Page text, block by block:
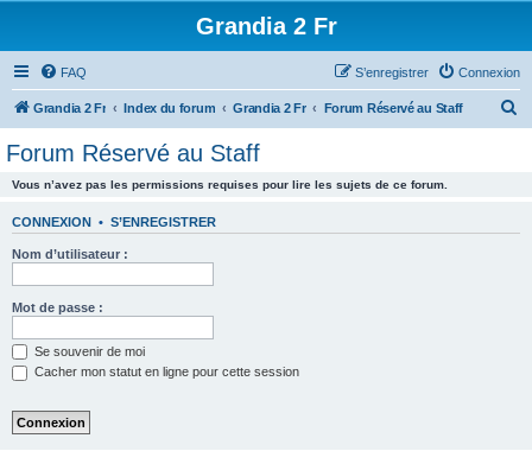
Grandia 2 Fr
FAQ Connexion
S’enregistrer
Grandia 2 Fr Index du forum Grandia 2 Fr Forum Réservé au Staff
Forum Réservé au Staff
Vous n’avez pas les permissions requises pour lire les sujets de ce forum.
CONNEXION • S’ENREGISTRER
Nom d’utilisateur :
Mot de passe :
Se souvenir de moi
Cacher mon statut en ligne pour cette session